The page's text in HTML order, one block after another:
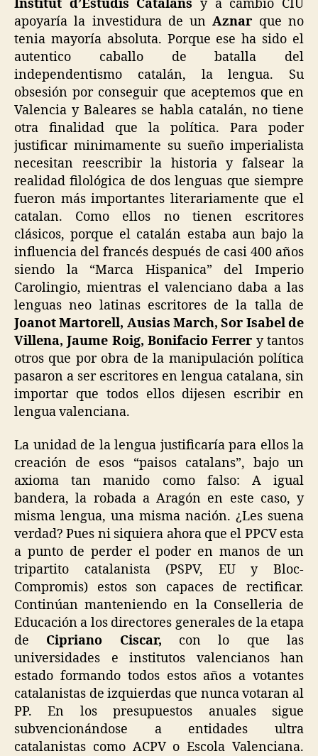
Institut d’Estudis Catalans y a cambio CIU
apoyaría la investidura de unAznar que no
tenia mayoría absoluta. Porque ese ha sido el
autentico caballo de batalla del
independentismo catalán, la lengua. Su
obsesión por conseguir que aceptemos que en
Valencia y Baleares se habla catalán, no tiene
otra finalidad que la política. Para poder
justificar minimamente su sueño imperialista
necesitan reescribir la historia y falsear la
realidad filológica de dos lenguas que siempre
fueron más importantes literariamente que el
catalan. Como ellos no tienen escritores
clásicos, porque el catalán estaba aun bajo la
influencia del francés después de casi 400 años
siendo la “Marca Hispanica” del Imperio
Carolingio, mientras el valenciano daba a las
lenguas neo latinas escritores de la talla de
Joanot Martorell, Ausias March, Sor Isabel de
Villena, Jaume Roig, Bonifacio Ferrer y tantos
otros que por obra de la manipulación política
pasaron a ser escritores en lengua catalana, sin
importar que todos ellos dijesen escribir en
lengua valenciana.
La unidad de la lengua justificaría para ellos la
creación de esos “paisos catalans”, bajo un
axioma tan manido como falso: A igual
bandera, la robada a Aragón en este caso, y
misma lengua, una misma nación. ¿Les suena
verdad? Pues ni siquiera ahora que el PPCV esta
a punto de perder el poder en manos de un
tripartito catalanista (PSPV, EU y Bloc-
Compromis) estos son capaces de rectificar.
Continúan manteniendo en la Conselleria de
Educación a los directores generales de la etapa
de Cipriano Ciscar, con lo que las
universidades e institutos valencianos han
estado formando todos estos años a votantes
catalanistas de izquierdas que nunca votaran al
PP. En los presupuestos anuales sigue
subvencionándose a entidades ultra
catalanistas como ACPV o Escola Valenciana.